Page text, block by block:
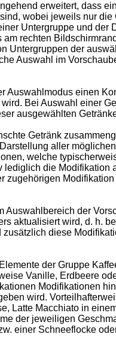
erweitert, dass
wobei jeweils nur
Untergruppe und der
rechten
Untergruppen der
Auswahl im
Auswahlmodus einen
Bei Auswahl einer
ausgewählten
Getränk
aller
welche
die Modifikation
der
aktualisiert wird, d. h.
diese
der Gruppe
Vanille, Erdbeere
Modifikationen
wird.
Latte Macchiato in
der jeweiligen
einer Schneeflocke